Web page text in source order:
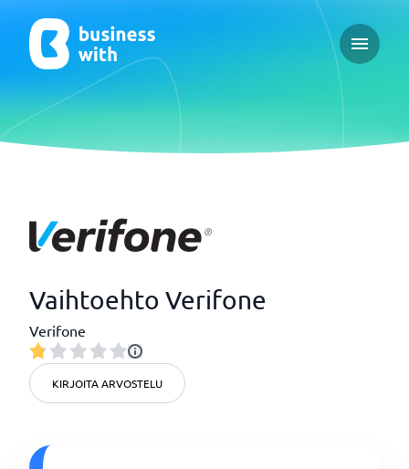
Open
Vaihtoehto Verifone
Verifone
KIRJOITA ARVOSTELU